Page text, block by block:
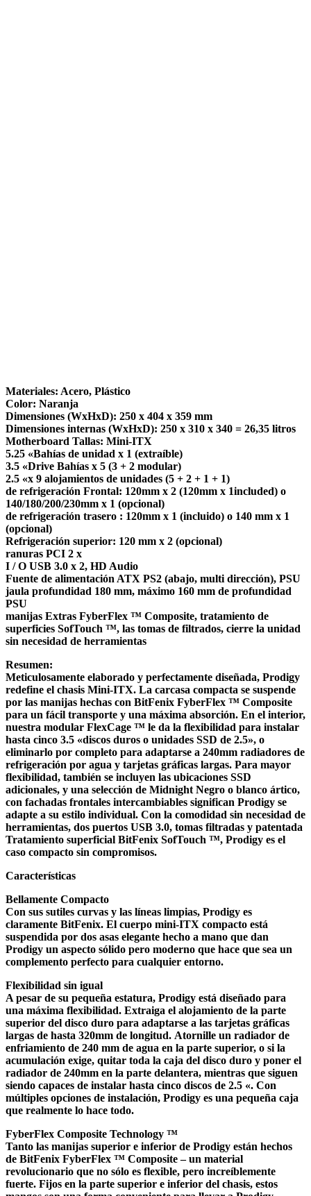
Materiales: Acero, Plástico
Color: Naranja
Dimensiones (WxHxD): 250 x 404 x 359 mm
Dimensiones internas (WxHxD): 250 x 310 x 340 = 26,35 litros
Motherboard Tallas: Mini-ITX
5.25 «Bahías de unidad x 1 (extraíble)
3.5 «Drive Bahías x 5 (3 + 2 modular)
2.5 «x 9 alojamientos de unidades (5 + 2 + 1 + 1)
de refrigeración Frontal: 120mm x 2 (120mm x 1included) o
140/180/200/230mm x 1 (opcional)
de refrigeración trasero : 120mm x 1 (incluido) o 140 mm x 1
(opcional)
Refrigeración superior: 120 mm x 2 (opcional)
ranuras PCI 2 x
I / O USB 3.0 x 2, HD Audio
Fuente de alimentación ATX PS2 (abajo, multi dirección), PSU
jaula profundidad 180 mm, máximo 160 mm de profundidad
PSU
manijas Extras FyberFlex ™ Composite, tratamiento de
superficies SofTouch ™, las tomas de filtrados, cierre la unidad
sin necesidad de herramientas
Resumen:
Meticulosamente elaborado y perfectamente diseñada, Prodigy
redefine el chasis Mini-ITX. La carcasa compacta se suspende
por las manijas hechas con BitFenix ​​FyberFlex ™ Composite
para un fácil transporte y una máxima absorción. En el interior,
nuestra modular FlexCage ™ le da la flexibilidad para instalar
hasta cinco 3.5 «discos duros o unidades SSD de 2.5», o
eliminarlo por completo para adaptarse a 240mm radiadores de
refrigeración por agua y tarjetas gráficas largas. Para mayor
flexibilidad, también se incluyen las ubicaciones SSD
adicionales, y una selección de Midnight Negro o blanco ártico,
con fachadas frontales intercambiables significan Prodigy se
adapte a su estilo individual. Con la comodidad sin necesidad de
herramientas, dos puertos USB 3.0, tomas filtradas y patentada
Tratamiento superficial BitFenix ​​SofTouch ™, Prodigy es el
caso compacto sin compromisos.
Características
Bellamente Compacto
Con sus sutiles curvas y las líneas limpias, Prodigy es
claramente BitFenix. El cuerpo mini-ITX compacto está
suspendida por dos asas elegante hecho a mano que dan
Prodigy un aspecto sólido pero moderno que hace que sea un
complemento perfecto para cualquier entorno.
Flexibilidad sin igual
A pesar de su pequeña estatura, Prodigy está diseñado para
una máxima flexibilidad. Extraiga el alojamiento de la parte
superior del disco duro para adaptarse a las tarjetas gráficas
largas de hasta 320mm de longitud. Atornille un radiador de
enfriamiento de 240 mm de agua en la parte superior, o si la
acumulación exige, quitar toda la caja del disco duro y poner el
radiador de 240mm en la parte delantera, mientras que siguen
siendo capaces de instalar hasta cinco discos de 2.5 «. Con
múltiples opciones de instalación, Prodigy es una pequeña caja
que realmente lo hace todo.
FyberFlex Composite Technology ™
Tanto las manijas superior e inferior de Prodigy están hechos
de BitFenix ​​FyberFlex ™ Composite – un material
revolucionario que no sólo es flexible, pero increíblemente
fuerte. Fijos en la parte superior e inferior del chasis, estos